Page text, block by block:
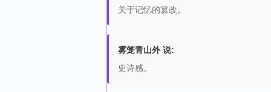
关于记忆的篡改。
雾笼青山外 说:
史诗感。